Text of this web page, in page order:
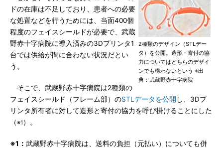
2種類のデザイン（STLデー
タ）を公開。造形・寄付の協
力についてはどちらのデザイ
ンでも構わないという ※出
典：武蔵野赤十字病院
ドの在庫は不足しており、患者への必要
な処置などを行うためには、当面400個
程度のフェイスシールドが必要で、武蔵
野赤十字病院に導入済みの3Dプリンタ1
台では供給が間に合わない状況だとい
う。
そこで、武蔵野赤十字病院は2種類の
フェイスシールド（フレーム部）のSTLデータを公開 し、3Dプ
リンタ所有者に対して造形と寄付の協力を呼び掛けることにした
（※1 ）。
※1： 武蔵野赤十字病院は、送料の負担（元払い）についても併